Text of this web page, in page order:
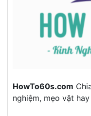
HowTo60s.com
nghiệm, mẹo vặt